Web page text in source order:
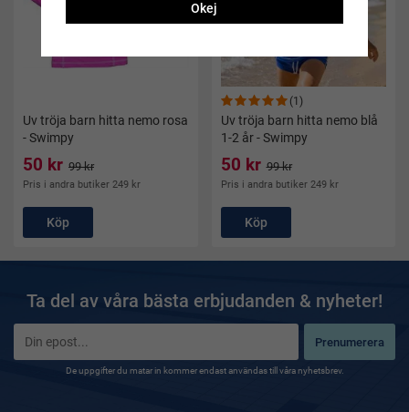
Uv tröja barn hitta nemo rosa
- Swimpy
50 kr 99 kr
Pris i andra butiker 249 kr
Köp
(1)
Uv tröja barn hitta nemo blå
1-2 år - Swimpy
50 kr 99 kr
Pris i andra butiker 249 kr
Köp
Ta del av våra bästa erbjudanden & nyheter!
Prenumerera
De uppgifter du matar in kommer endast användas till våra nyhetsbrev.
Okej